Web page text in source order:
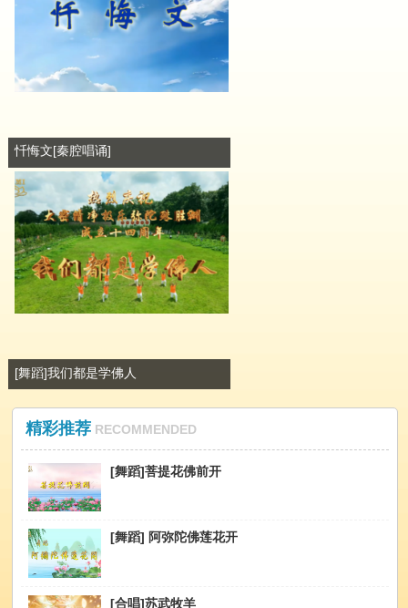
忏悔文[秦腔唱诵]
[舞蹈]我们都是学佛人
精彩推荐RECOMMENDED
[舞蹈]菩提花佛前开
[舞蹈] 阿弥陀佛莲花开
[合唱]苏武牧羊